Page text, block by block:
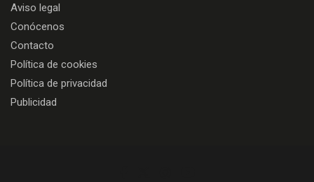
Aviso legal
Conócenos
Contacto
Política de cookies
Política de privacidad
Publicidad